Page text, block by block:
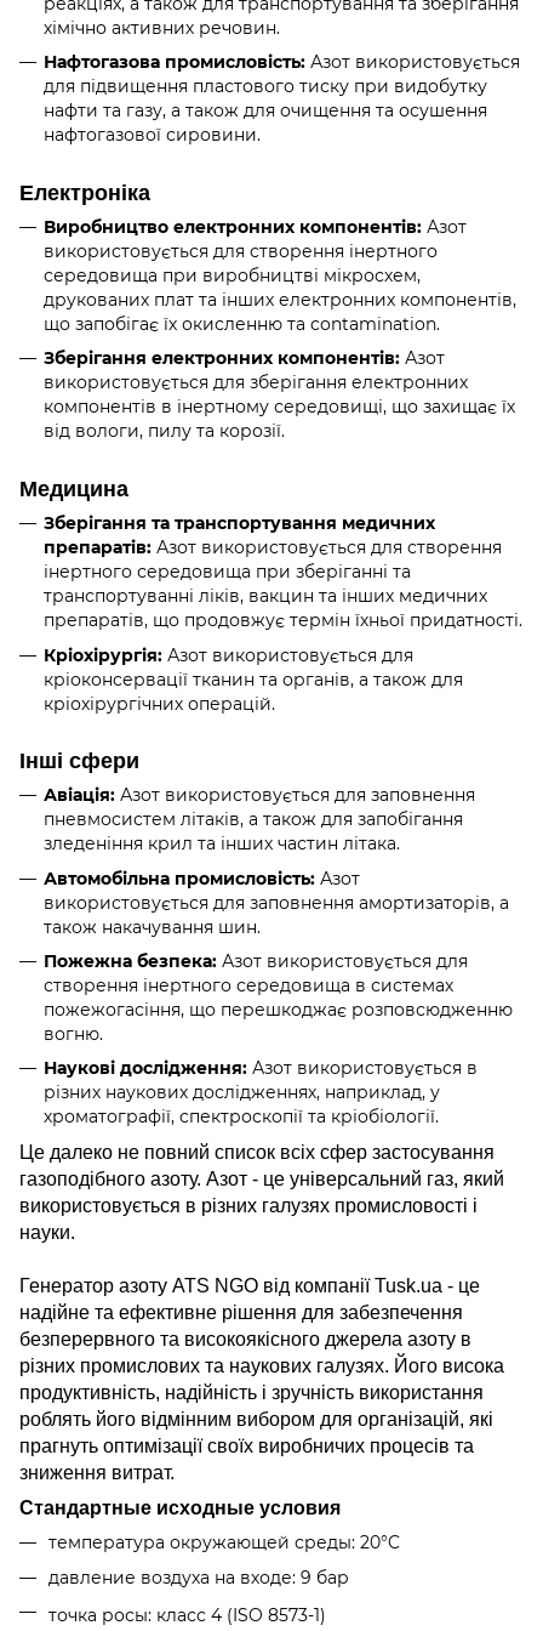
хімічно активних речовин.
Нафтогазова промисловість: Азот використовується
для підвищення пластового тиску при видобутку
нафти та газу, а також для очищення та осушення
нафтогазової сировини.
Електроніка
Виробництво електронних компонентів: Азот
використовується для створення інертного
середовища при виробництві мікросхем,
друкованих плат та інших електронних компонентів,
що запобігає їх окисленню та contamination.
Зберігання електронних компонентів: Азот
використовується для зберігання електронних
компонентів в інертному середовищі, що захищає їх
від вологи, пилу та корозії.
Медицина
Зберігання та транспортування медичних
препаратів: Азот використовується для створення
інертного середовища при зберіганні та
транспортуванні ліків, вакцин та інших медичних
препаратів, що продовжує термін їхньої придатності.
Кріохірургія: Азот використовується для
кріоконсервації тканин та органів, а також для
кріохірургічних операцій.
Інші сфери
Авіація: Азот використовується для заповнення
пневмосистем літаків, а також для запобігання
зледеніння крил та інших частин літака.
Автомобільна промисловість: Азот
використовується для заповнення амортизаторів, а
також накачування шин.
Пожежна безпека: Азот використовується для
створення інертного середовища в системах
пожежогасіння, що перешкоджає розповсюдженню
вогню.
Наукові дослідження: Азот використовується в
різних наукових дослідженнях, наприклад, у
хроматографії, спектроскопії та кріобіології.
Це далеко не повний список всіх сфер застосування
газоподібного азоту. Азот - це універсальний газ, який
використовується в різних галузях промисловості і
науки.
Генератор азоту ATS NGO від компанії Tusk.ua - це
надійне та ефективне рішення для забезпечення
безперервного та високоякісного джерела азоту в
різних промислових та наукових галузях. Його висока
продуктивність, надійність і зручність використання
роблять його відмінним вибором для організацій, які
прагнуть оптимізації своїх виробничих процесів та
зниження витрат.
Стандартные исходные условия
температура окружающей среды: 20°C
давление воздуха на входе: 9 бар
точка росы: класс 4 (ISO 8573-1)